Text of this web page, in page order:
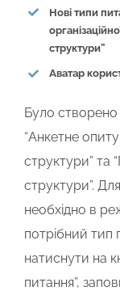
Нові типи
структури”
Аватар
Було створено
“Анкетне
структури” та
структури”.
необхідно в
потрібний тип
натиснути на
питання”,